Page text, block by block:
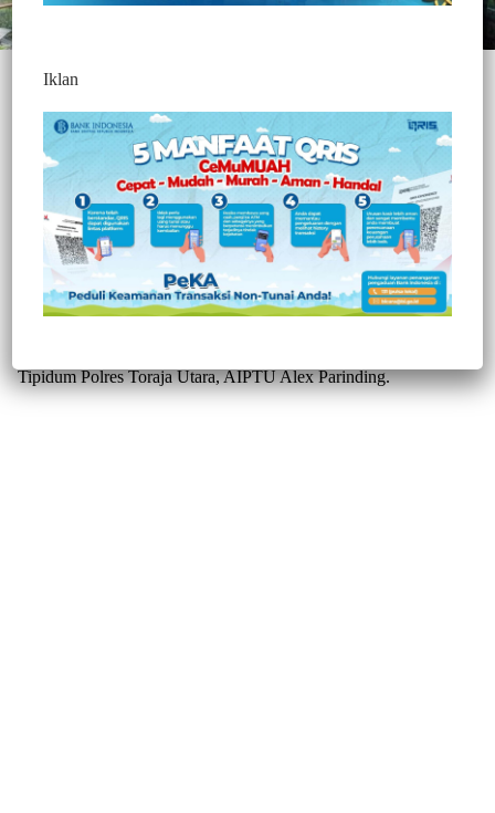
TORAJA UTARA, – || Jurnaltivi.com ||Sempat melarikan diri
dan masuk daftar DPO, EP-red umur 26 tahun, pelaku
pengrusakan rumah warga secara bersama sama di Lembang
Tallulolo, Kecamatan Kesu’ Kabupaten Toraja Utara, akhirnya
ditangkap Tim Resmob Polres Toraja Utara, Kamis,26/11/2020.
Tipidum Polres Toraja Utara, AIPTU Alex Parinding.
Iklan